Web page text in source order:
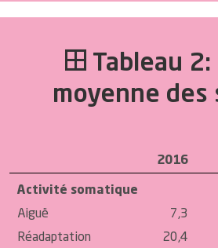
Tableau 2:
moyenne des
2016
Activité somatique
Aiguë
7,3
Réadaptation
20,4